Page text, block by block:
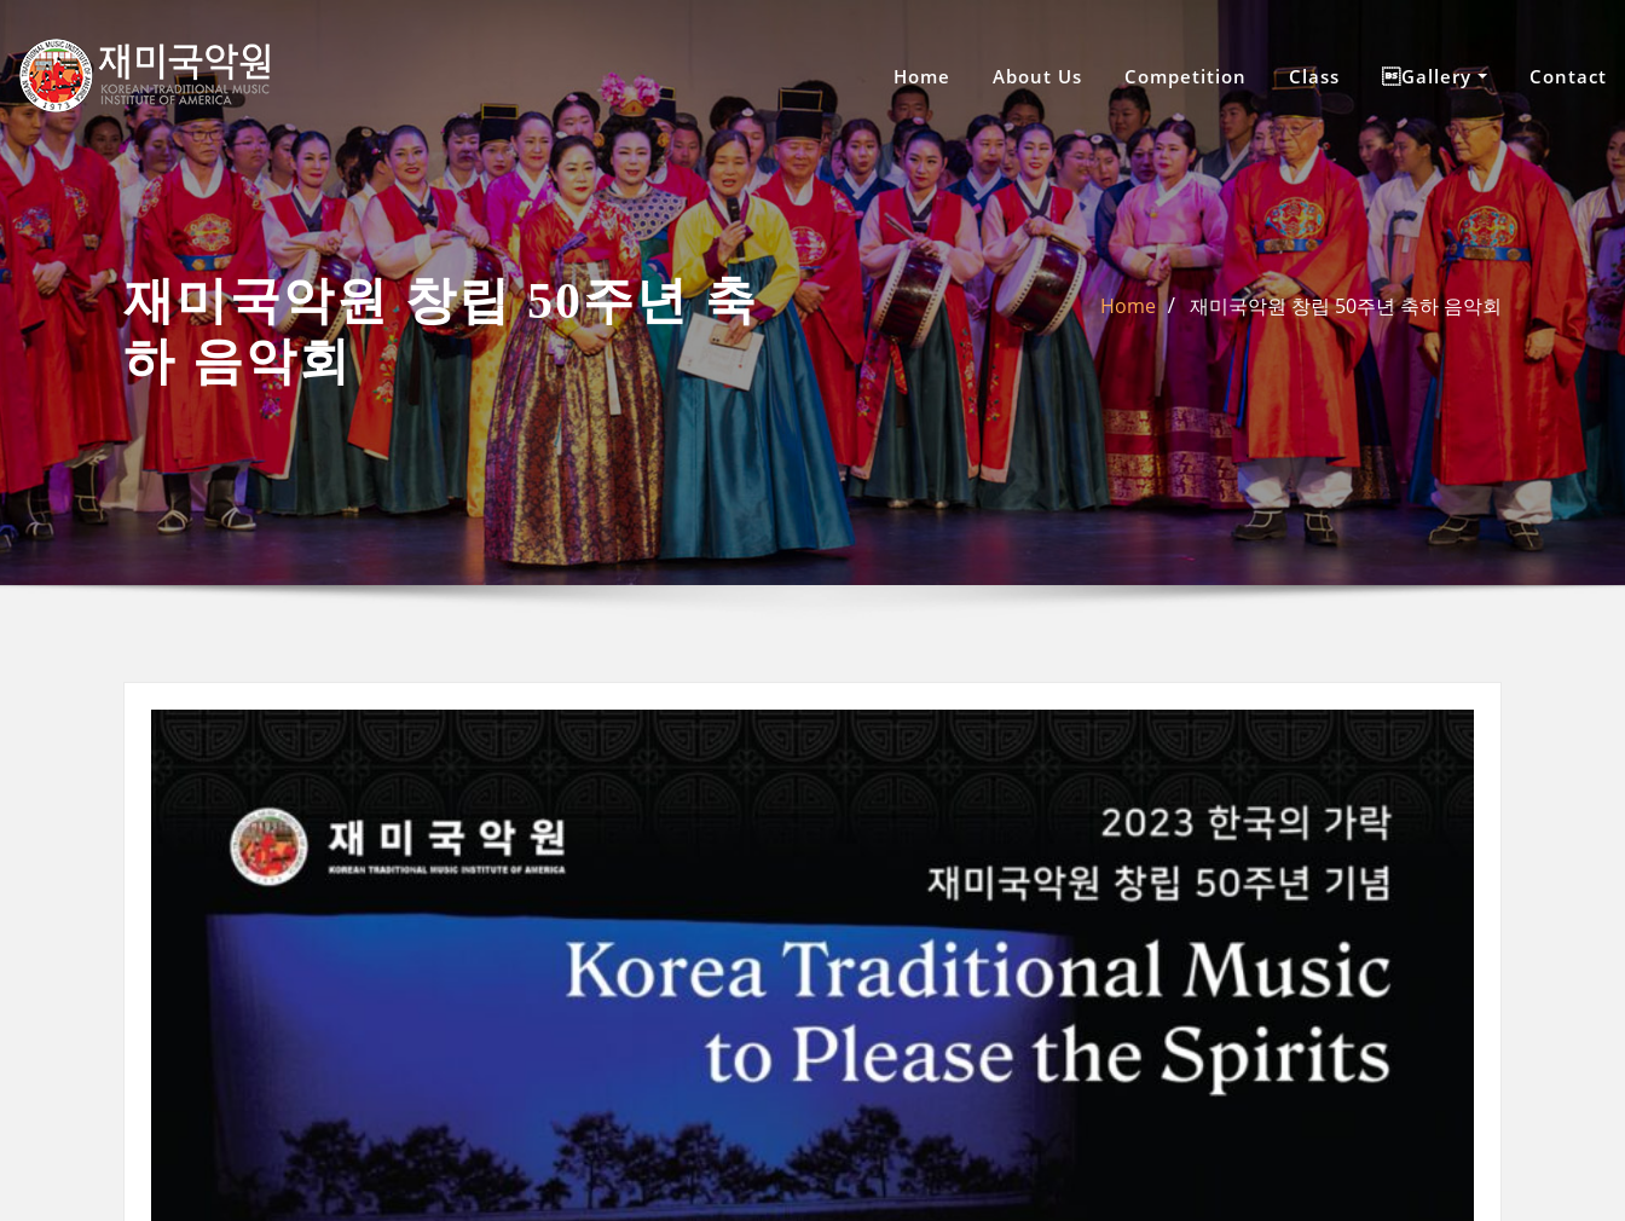
to
content
Home About Us Competition Class Gallery Contact
재미국악원 창립 50주년 축
하 음악회
Home 재미국악원 창립 50주년 축하 음악회